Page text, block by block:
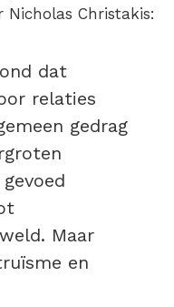
Nicholas Christakis:
dat
relaties
gedrag
Maar
en